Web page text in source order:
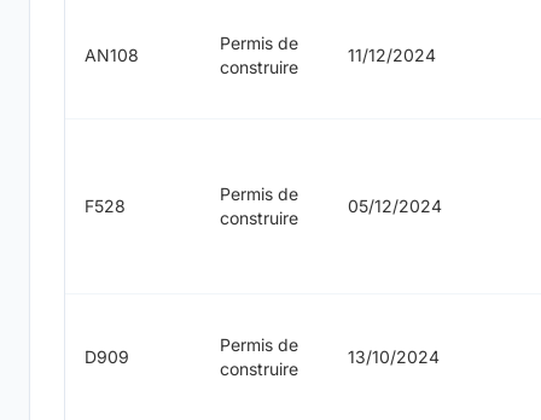
AN108
Permis de
construire
11/12/2024
F528
Permis de
construire
05/12/2024
D909
Permis de
construire
13/10/2024